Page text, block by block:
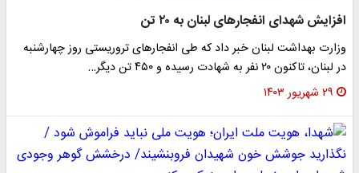
افزایش شهدای انفجارهای لبنان به ۲۰ تن
وزارت بهداشت لبنان خبر داد که طی انفجارهای تروریستی روز چهارشنبه
در لبنان، تاکنون ۲۰ نفر به شهادت رسیده و ۴۵۰ تن دیگر…
۲۹ شهریور ۱۴۰۳